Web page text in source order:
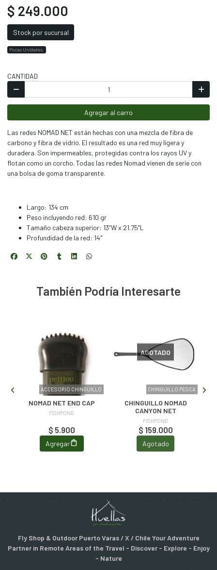
$ 249.000
Stock por sucursal
Pocas Unidades.
CANTIDAD
Agregar al carro
Las redes NOMAD NET están hechas con una mezcla de fibra de
carbono y fibra de vidrio. El resultado es una red muy ligera y
duradera. Son impermeables, protegidas contra los rayos UV y
flotan como un corcho. Todas las redes Nomad vienen de serie con
una bolsa de goma transparente.
Largo: 134 cm
Peso incluyendo red: 610 gr
Tamaño cabeza superior: 13”W x 21.75”L
Profundidad de la red: 14"
También Podría Interesarte
ACCESORIO CHINGUILLO
NOMAD NET END CAP
FISHPOND
$ 5.900
Agregar
CHINGUILLO PESCA
AGOTADO
CHINGUILLO NOMAD
CANYON NET
FISHPOND
$ 159.000
Agotado
Fly Shop & Outdoor Puerto Varas / X / Chile Your Adventure
Partner in Remote Areas of the Travel - Discover - Explore - Enjoy
- Nature